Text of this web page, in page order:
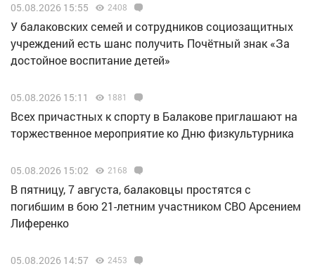
05.08.2026 15:55 2408
У балаковских семей и сотрудников социозащитных
учреждений есть шанс получить Почётный знак «За
достойное воспитание детей»
05.08.2026 15:11 1881
Всех причастных к спорту в Балакове приглашают на
торжественное мероприятие ко Дню физкультурника
05.08.2026 15:02 2168
В пятницу, 7 августа, балаковцы простятся с
погибшим в бою 21-летним участником СВО Арсением
Лиференко
05.08.2026 14:57 2453